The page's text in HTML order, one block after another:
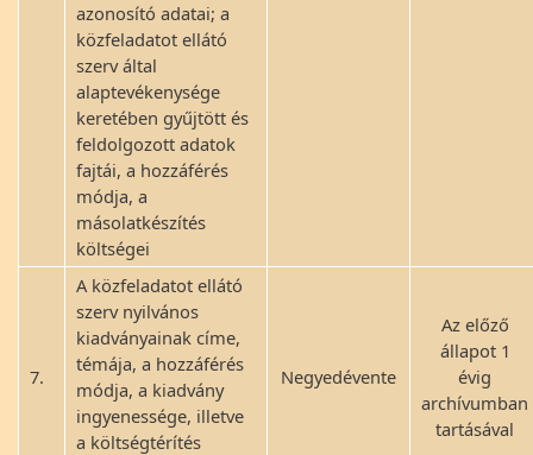
azonosító adatai; a
közfeladatot ellátó
szerv által
alaptevékenysége
keretében gyűjtött és
feldolgozott adatok
fajtái, a hozzáférés
módja, a
másolatkészítés
költségei
7.
A közfeladatot ellátó
szerv nyilvános
kiadványainak címe,
témája, a hozzáférés
módja, a kiadvány
ingyenessége, illetve
a költségtérítés
Negyedévente
Az előző
állapot 1
évig
archívumban
tartásával